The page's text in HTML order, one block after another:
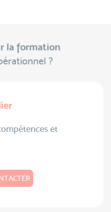
la formation
?
et